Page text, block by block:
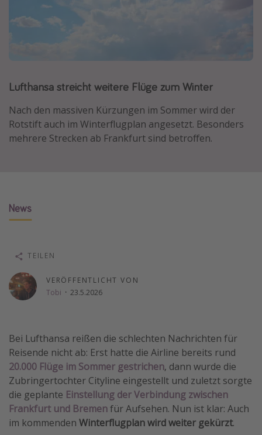
Alle Reiseziele
Bodensee Urlaub
Goa Urlaub
St. Lucia Urlaub
Kefalonia Urlaub
Japan Rundreise
Alle Reisethemen
Wellnessurlaub
Disneyland Paris
Wochenendtrip
Singlereisen
Strandurlaub
Gruppenreisen
Hotels in Hamburg
Hotels in Amsterdam
Lufthansa streicht weitere Flüge zum Winter
Nach den massiven Kürzungen im Sommer wird der
Rotstift auch im Winterflugplan angesetzt. Besonders
mehrere Strecken ab Frankfurt sind betroffen.
News
VERÖFFENTLICHT VON
Tobi · 23.5.2026
TEILEN
Bei Lufthansa reißen die schlechten Nachrichten für
Reisende nicht ab: Erst hatte die Airline bereits rund
20.000 Flüge im Sommer gestrichen, dann wurde die
Zubringertochter Cityline eingestellt und zuletzt sorgte
die geplante Einstellung der Verbindung zwischen
Frankfurt und Bremenfür Aufsehen. Nun ist klar: Auch
im kommenden Winterflugplan wird weiter gekürzt.